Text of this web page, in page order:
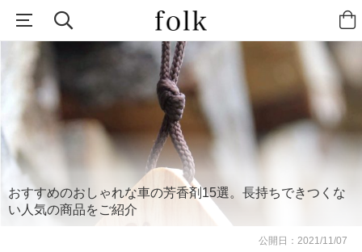
おすすめのおしゃれな車の芳香剤15選。長持ちできつくな
い人気の商品をご紹介
公開日：2021/11/07